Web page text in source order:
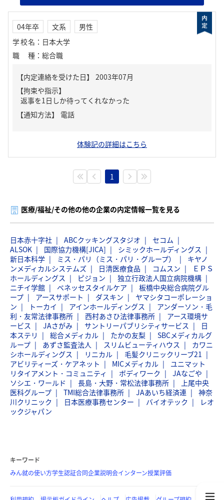
04年卒 文系
男性
学校名 ： 日本大学
職種 ： 総合職
【内定連絡を受けた日】
2003年07月
【拘束や指示】
返事を1日しか待ってくれなかった
【通知方法】
電話
体験記の詳細はこちら
1
医療/福祉/その他の他の企業の内定情報一覧を見る
日本赤十字社 ABCクッキングスタジオ
セコム
ALSOK
国際協力機構[JICA]
シミックホールディングス
新日本科学
ミス・パリ（ミス・パリ・グループ）
キヤノ
ンメディカルシステムズ
日清医療食品 コムスン
ＥＰＳ
ホールディングス
ピジョン
独立行政法人国立病院機構
ニチイ学館
ベネッセスタイルケア
板橋中央総合病院グル
ープ
アースサポート ダスキン
ヤマシタコーポレーショ
ン
トーカイ アインホールディングス
アンダーソン・毛
利・友常法律事務所
西村あさひ法律事務所
アース環境サ
ービス
JAさがみ サントリーパブリシティサービス
日
本ステリ
総合メディカル たかの友梨
SBCメディカルグ
ループ
あずさ監査法人 スリムビューティハウス
カワニ
シホールディングス
リニカル
毛髪クリニックリーブ21
アビリティーズ・ケアネット
MICメディカル
ユニマット
リタイアメント・コミュニティ
ボディワーク
JAなごや
ソシエ・ワールド
長島・大野・常松法律事務所
上尾中央
医科グループ
TMI総合法律事務所 JAあいち経済連
神奈
川クリニック
日本医療事務センター バイオテック
レオ
ックジャパン
キーワード
みん就の使い方学生認証合同企業説明会インターン授業評価